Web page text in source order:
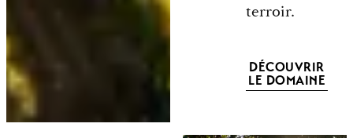
terroir.
DÉCOUVRIR
LE DOMAINE